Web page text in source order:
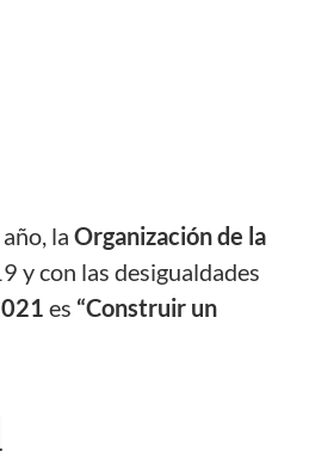
la Organización de la
y con las desigualdades
es “Construir un